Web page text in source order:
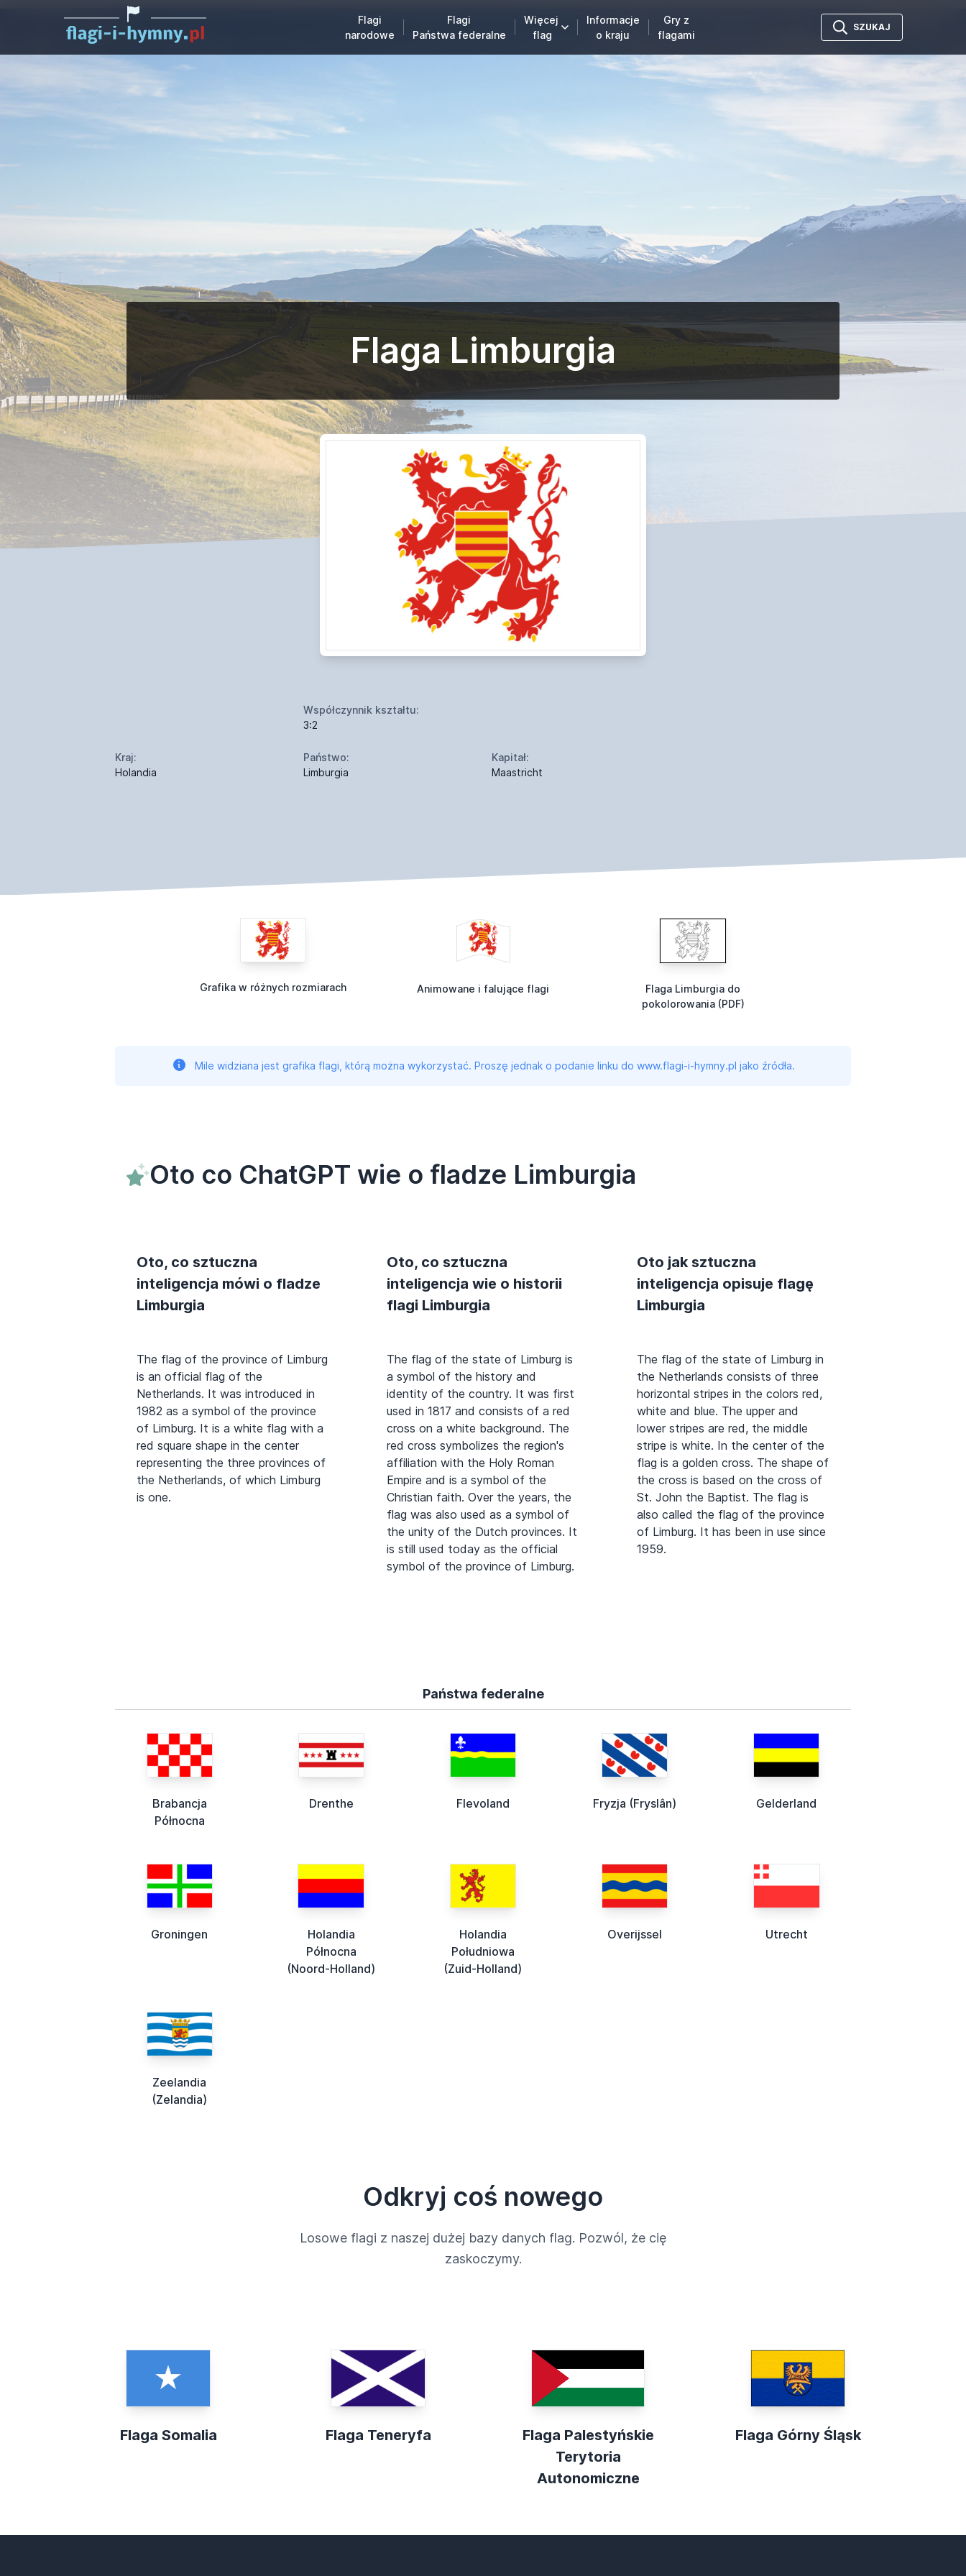
Flagi
narodowe
Flagi
Państwa federalne
Więcej
flag
Informacje
o kraju
Gry z
flagami
SZUKAJ
Flaga Limburgia
Współczynnik kształtu:
3:2
Kraj:
Holandia
Państwo:
Limburgia
Kapitał:
Maastricht
Grafika w różnych rozmiarach Animowane i falujące flagi
Flaga Limburgia do
pokolorowania (PDF)
Mile widziana jest grafika flagi, którą można wykorzystać. Proszę jednak o podanie linku do www.flagi-i-hymny.pl jako źródła.
Oto co ChatGPT wie o fladze Limburgia
Oto, co sztuczna
inteligencja mówi o fladze
Limburgia
The flag of the province of Limburg
is an official flag of the
Netherlands. It was introduced in
1982 as a symbol of the province
of Limburg. It is a white flag with a
red square shape in the center
representing the three provinces of
the Netherlands, of which Limburg
is one.
Oto, co sztuczna
inteligencja wie o historii
flagi Limburgia
The flag of the state of Limburg is
a symbol of the history and
identity of the country. It was first
used in 1817 and consists of a red
cross on a white background. The
red cross symbolizes the region's
affiliation with the Holy Roman
Empire and is a symbol of the
Christian faith. Over the years, the
flag was also used as a symbol of
the unity of the Dutch provinces. It
is still used today as the official
symbol of the province of Limburg.
Oto jak sztuczna
inteligencja opisuje flagę
Limburgia
The flag of the state of Limburg in
the Netherlands consists of three
horizontal stripes in the colors red,
white and blue. The upper and
lower stripes are red, the middle
stripe is white. In the center of the
flag is a golden cross. The shape of
the cross is based on the cross of
St. John the Baptist. The flag is
also called the flag of the province
of Limburg. It has been in use since
1959.
Państwa federalne
Brabancja
Północna
Drenthe Flevoland Fryzja (Fryslân) Gelderland
Groningen
Holandia
Północna
(Noord-Holland)
Holandia
Południowa
(Zuid-Holland)
Overijssel Utrecht
Zeelandia
(Zelandia)
Odkryj coś nowego
Losowe flagi z naszej dużej bazy danych flag. Pozwól, że cię
zaskoczymy.
Flaga Somalia Flaga Teneryfa
Flaga Palestyńskie
Terytoria
Autonomiczne
Flaga Górny Śląsk